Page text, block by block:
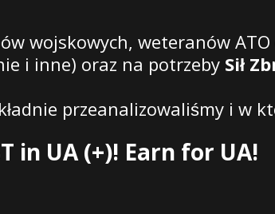
wojskowych, weteranów
i inne) oraz na potrzeby Sił
przeanalizowaliśmy i w
in UA (+)! Earn for UA!